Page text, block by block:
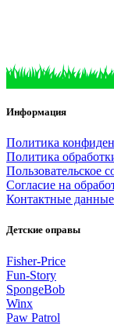
Информация
Политика
Политика
Пользовательское
Согласие на
Контактные
Детские оправы
Fisher-Price
Fun-Story
SpongeBob
Winx
Paw Patrol